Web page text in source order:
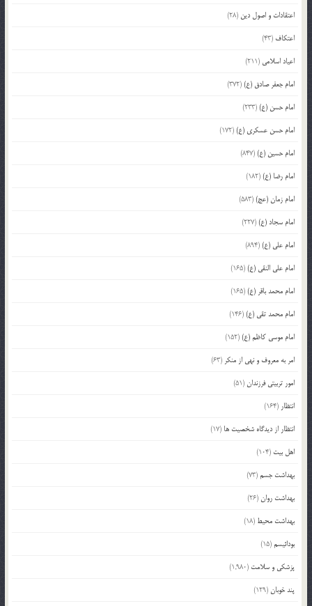
اعتقادات و اصول دین (28)
اعتکاف (43)
اعیاد اسلامی (211)
امام جعفر صادق (ع)(372)
امام حسن (ع)(233)
امام حسن عسکری (ع)(172)
امام حسین (ع)(847)
امام رضا (ع)(182)
امام زمان (عج)(583)
امام سجاد (ع)(227)
امام علی (ع)(894)
امام علی النقی (ع)(165)
امام محمد باقر (ع)(165)
امام محمد تقی (ع)(146)
امام موسی کاظم (ع)(152)
امر به معروف و نهی از منکر (63)
امور تربیتی فرزندان(51)
انتظار (164)
انتظار از دیدگاه شخصیت ها (17)
اهل بیت (104)
بهداشت جسم(73)
بهداشت روان(26)
بهداشت محیط (18)
بودائیسم(15)
پزشکی و سلامت (1,980)
پند خوبان(129)